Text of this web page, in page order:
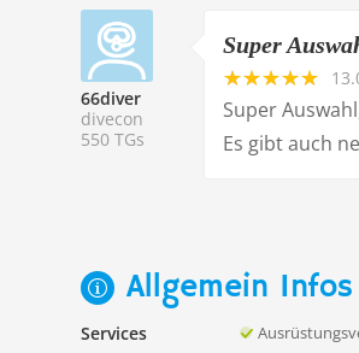
66diver
divecon
550 TGs
Super
Super
Es gibt auch
Allgemein Infos
Services